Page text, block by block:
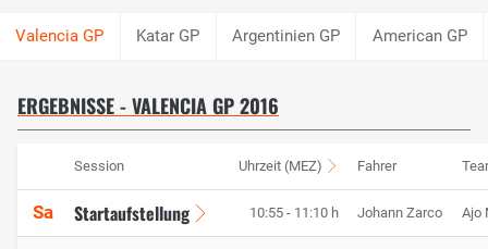
Katar GP Argentinien GP American GP
ERGEBNISSE - VALENCIA GP 2016
Session Uhrzeit (MEZ) Fahrer
Sa Startaufstellung 10:55 - 11:10 h Johann Zarco Ajo